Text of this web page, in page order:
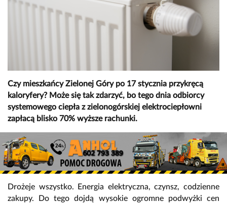
Czy mieszkańcy Zielonej Góry po 17 stycznia przykręcą
kaloryfery? Może się tak zdarzyć, bo tego dnia odbiorcy
systemowego ciepła z zielonogórskiej elektrociepłowni
zapłacą blisko 70% wyższe rachunki.
Drożeje wszystko. Energia elektryczna, czynsz, codzienne
zakupy. Do tego dojdą wysokie ogromne podwyżki cen